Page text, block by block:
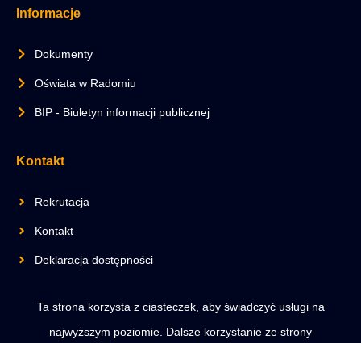
Informacje
Dokumenty
Oświata w Radomiu
BIP - Biuletyn informacji publicznej
Kontakt
Rekrutacja
Kontakt
Deklaracja dostępności
Copyright © 2025 All rights reserved.
Ta strona korzysta z ciasteczek, aby świadczyć usługi na
najwyższym poziomie. Dalsze korzystanie ze strony